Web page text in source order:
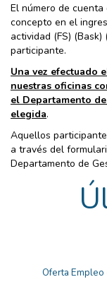
El número de cuenta
concepto en el
actividad (FS)
participante.
Una vez efectuado
nuestras oficinas
el Departamento
elegida.
Aquellos
a través del
Departamento de
Oferta Empleo